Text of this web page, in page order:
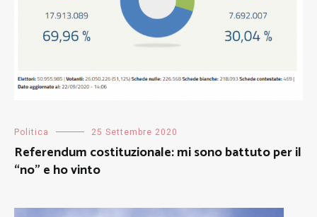
Politica 25 Settembre 2020
Referendum costituzionale: mi sono battuto per il
“no” e ho vinto